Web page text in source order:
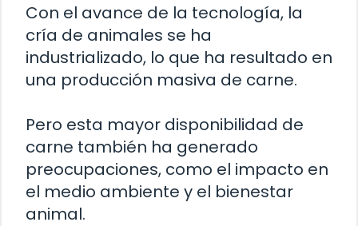
Con el avance de la tecnología, la
cría de animales se ha
industrializado, lo que ha resultado en
una producción masiva de carne.
Pero esta mayor disponibilidad de
carne también ha generado
preocupaciones, como el impacto en
el medio ambiente y el bienestar
animal.